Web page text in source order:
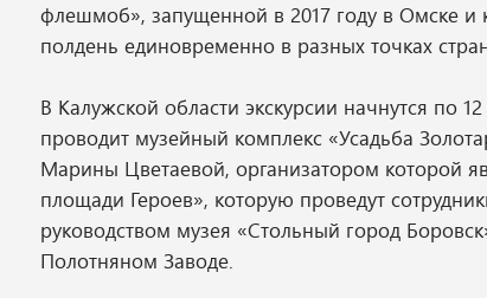
флешмоб», запущенной в 2017 году в Омске и
полдень единовременно в разных точках
В Калужской области экскурсии начнутся
проводит музейный комплекс «Усадьба
Марины Цветаевой, организатором которой
площади Героев», которую проведут
руководством музея «Стольный город
Полотняном Заводе.